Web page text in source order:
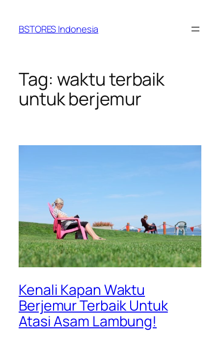
konten
BSTORES Indonesia
Tag: waktu terbaik
untuk berjemur
Kenali Kapan Waktu
Berjemur Terbaik Untuk
Atasi Asam Lambung!